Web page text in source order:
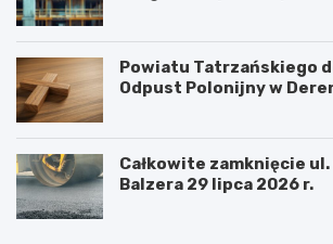
Powiatu Tatrzańskiego
Odpust Polonijny w
Całkowite zamknięcie ul.
Balzera 29 lipca 2026 r.